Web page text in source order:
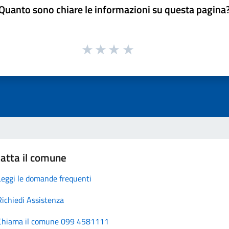
sono chiare le informazioni su questa
il comune
le domande frequenti
Assistenza
il comune 099 4581111